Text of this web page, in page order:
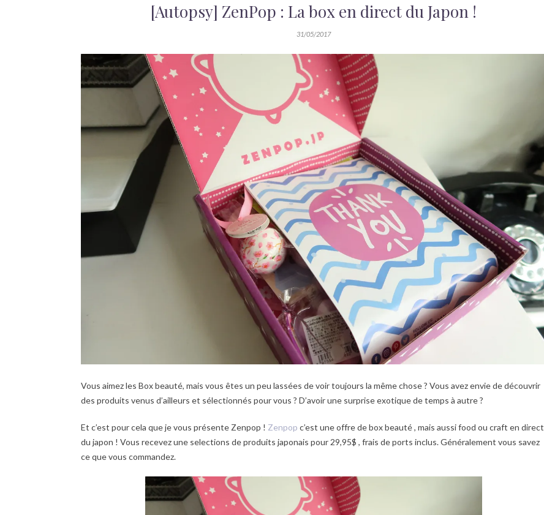
[Autopsy] ZenPop : La box en direct du Japon !
31/05/2017
Vous aimez les Box beauté, mais vous êtes un peu lassées de voir toujours la même chose ? Vous avez envie de découvrir
des produits venus d’ailleurs et sélectionnés pour vous ? D’avoir une surprise exotique de temps à autre ?
Et c’est pour cela que je vous présente Zenpop ! Zenpop c’est une offre de box beauté , mais aussi food ou craft en direct
du japon ! Vous recevez une selections de produits japonais pour 29,95$ , frais de ports inclus. Généralement vous savez
ce que vous commandez.